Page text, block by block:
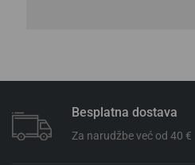
Besplatna dostava
Za narudžbe već od 40 €